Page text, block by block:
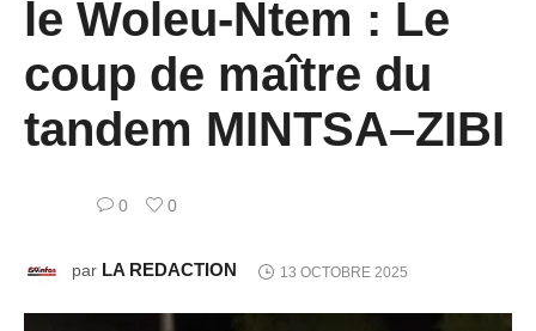
le Woleu-Ntem : Le
coup de maître du
tandem MINTSA–ZIBI
0 0
par LA REDACTION 13 OCTOBRE 2025